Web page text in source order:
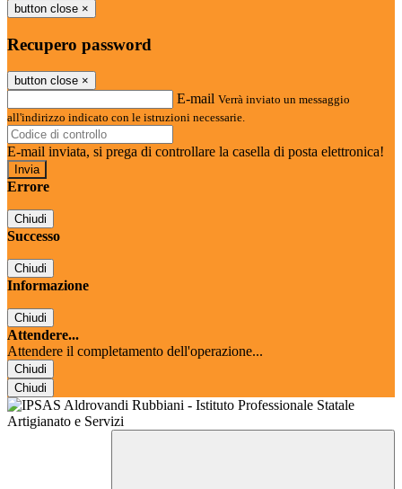
button close ×
Recupero password
button close ×
E-mail Verrà inviato un messaggio
all'indirizzo indicato con le istruzioni necessarie.
E-mail inviata, si prega di controllare la casella di posta elettronica!
Errore
Chiudi
Successo
Chiudi
Informazione
Chiudi
Attendere...
Attendere il completamento dell'operazione...
Chiudi
Chiudi